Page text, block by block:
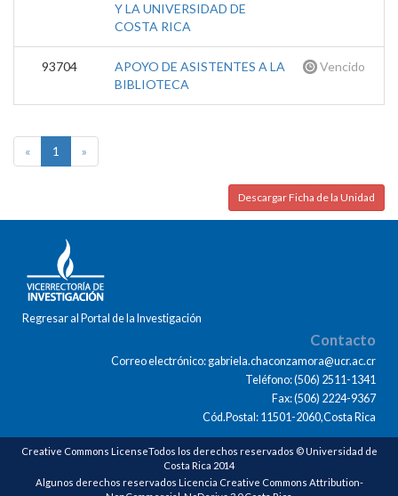
Y LA UNIVERSIDAD DE
COSTA RICA
93704
APOYO DE ASISTENTES A LA
BIBLIOTECA
Vencido
« 1 »
Descargar Ficha de la Unidad
Regresar al Portal de la Investigación
Contacto
Correo electrónico: gabriela.chaconzamora@ucr.ac.cr
Teléfono: (506) 2511-1341
Fax: (506) 2224-9367
Cód.Postal: 11501-2060,Costa Rica
Creative Commons LicenseTodos los derechos reservados © Universidad de
Costa Rica 2014
Algunos derechos reservados Licencia Creative Commons Attribution-